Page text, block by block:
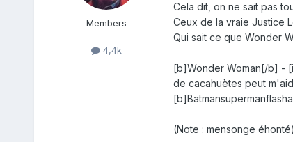
Members
4,4k
Cela dit, on ne sait pas
Ceux de la vraie Justice
Qui sait ce que Wonder
[b]Wonder Woman[/b] -
de cacahuètes peut
(Note : mensonge